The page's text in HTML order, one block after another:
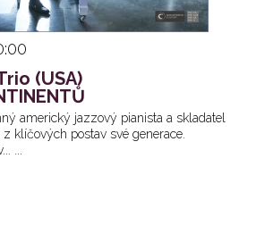
(USA)
americký jazzový pianista a skladatel
klíčových postav své generace.
...